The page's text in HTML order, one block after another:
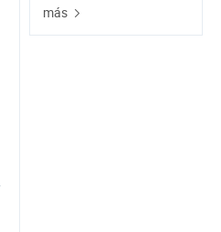
más